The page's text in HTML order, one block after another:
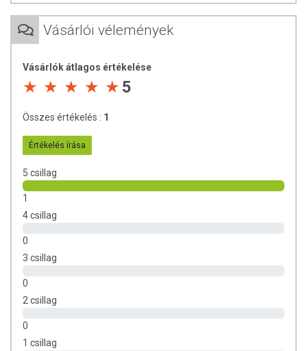
Vásárlói vélemények
Vásárlók átlagos értékelése
5
Összes értékelés : 1
Értékelés írása
5 csillag
1
4 csillag
0
3 csillag
0
2 csillag
0
1 csillag